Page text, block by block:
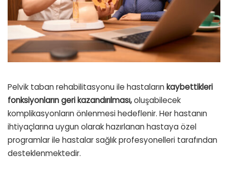
Pelvik taban rehabilitasyonu ile hastaların kaybettikleri
fonksiyonların geri kazandırılması,oluşabilecek
komplikasyonların önlenmesi hedeflenir. Her hastanın
ihtiyaçlarına uygun olarak hazırlanan hastaya özel
programlar ile hastalar sağlık profesyonelleri tarafından
desteklenmektedir.